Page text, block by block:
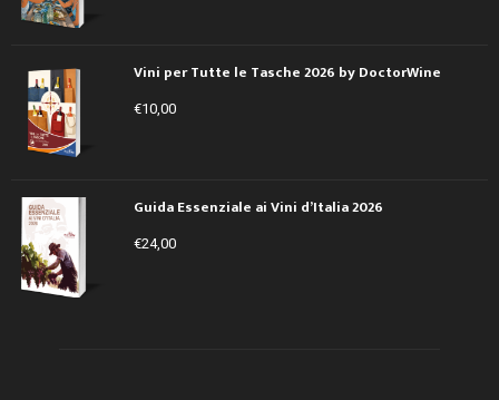
Vini per Tutte le Tasche 2026 by DoctorWine
€10,00
Guida Essenziale ai Vini d’Italia 2026
€24,00